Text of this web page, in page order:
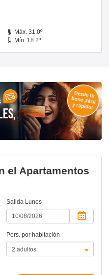
Máx. 31.0º
Mín. 18.2º
el Apartamentos
Salida Lunes
Pers. por habitación